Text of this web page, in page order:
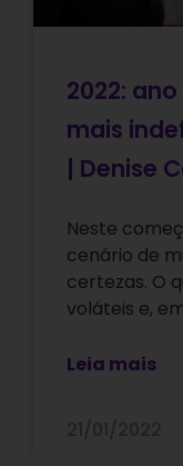
2022:
mais
| Denise
Neste
cenário de
certezas. O
voláteis e,
Leia mais